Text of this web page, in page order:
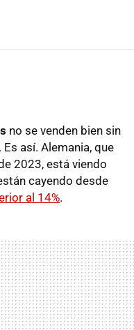
no se venden bien sin
así. Alemania, que
2023, está viendo
cayendo desde
al 14%.